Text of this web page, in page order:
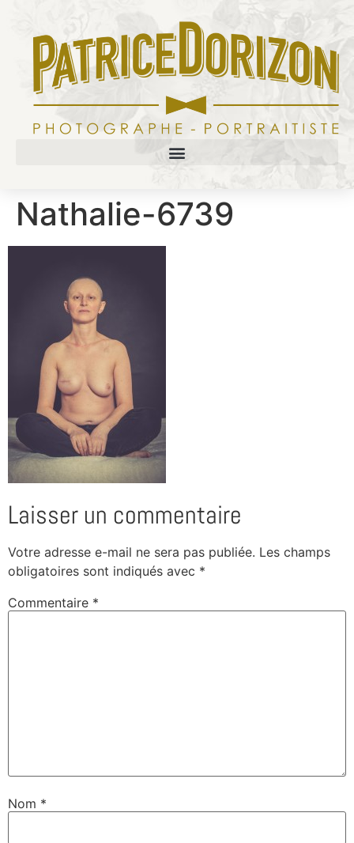
Nathalie-6739
Laisser un commentaire
Votre adresse e-mail ne sera pas publiée. Les champs
obligatoires sont indiqués avec *
Commentaire *
Nom *